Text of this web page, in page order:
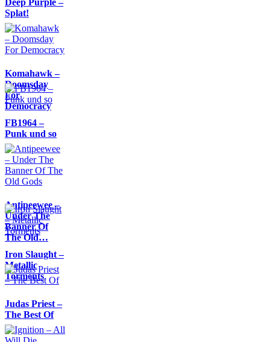
Deep Purple –
Splat!
Komahawk –
Doomsday
For
Democracy
FB1964 –
Punk und so
Antipeewee –
Under The
Banner Of
The Old…
Iron Slaught –
Metallic
Torments
Judas Priest –
The Best Of